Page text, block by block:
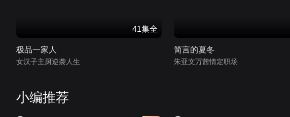
41集全
极品一家人
女汉子主厨逆袭人生
简言的夏冬
朱亚文万茜情定职场
小编推荐